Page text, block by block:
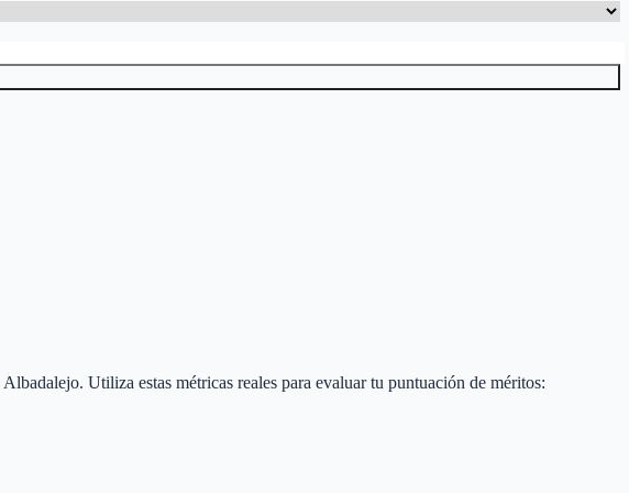
Albadalejo. Utiliza estas métricas reales para evaluar tu puntuación de méritos: